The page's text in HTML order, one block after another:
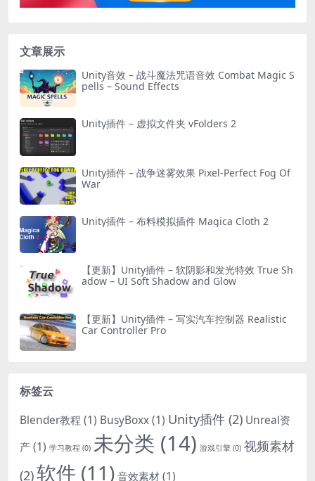
文章展示
Unity音效 – 战斗魔法咒语音效 Combat Magic S
pells – Sound Effects
Unity插件 – 虚拟文件夹 vFolders 2
Unity插件 – 战争迷雾效果 Pixel-Perfect Fog Of
War
Unity插件 – 布料模拟插件 Magica Cloth 2
【更新】Unity插件 – 软阴影和发光特效 True Sh
adow – UI Soft Shadow and Glow
【更新】Unity插件 – 写实汽车控制器 Realistic
Car Controller Pro
标签云
Blender教程 (1) BusyBoxx(1) Unity插件 (2) Unreal资
产(1) 学习教程 (0) 未分类 (14) 游戏引擎 (0) 视频素材
(2)软件 (11)音效素材(1)